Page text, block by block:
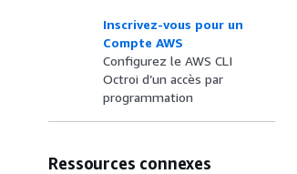
Inscrivez-vous pour un
Compte AWS
Configurez le AWS CLI
Octroi d’un accès par
programmation
Ressources connexes